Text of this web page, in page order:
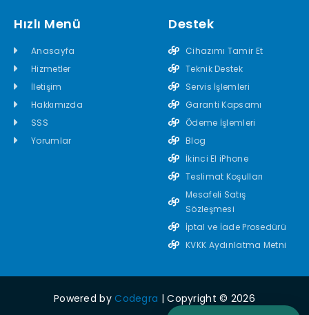
Hızlı Menü
Anasayfa
Hizmetler
İletişim
Hakkımızda
SSS
Yorumlar
Destek
Cihazımı Tamir Et
Teknik Destek
Servis İşlemleri
Garanti Kapsamı
Ödeme İşlemleri
Blog
İkinci El iPhone
Teslimat Koşulları
Mesafeli Satış
Sözleşmesi
İptal ve İade Prosedürü
KVKK Aydınlatma Metni
Powered byCodegra | Copyright © 2026